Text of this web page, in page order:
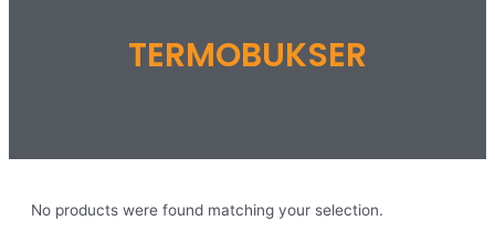
TERMOBUKSER
No products were found matching your selection.